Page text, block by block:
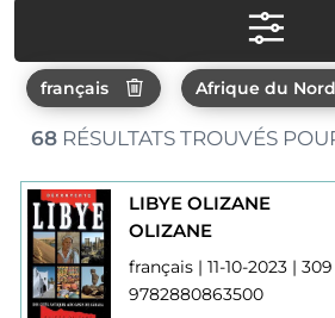
français Afrique du Nord
68RÉSULTATS TROUVÉS
LIBYE OLIZANE
OLIZANE
français | 11-10-2023 |
9782880863500